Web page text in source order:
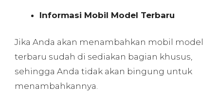
Informasi Mobil Model Terbaru
Jika Anda akan menambahkan mobil model
terbaru sudah di sediakan bagian khusus,
sehingga Anda tidak akan bingung untuk
menambahkannya.